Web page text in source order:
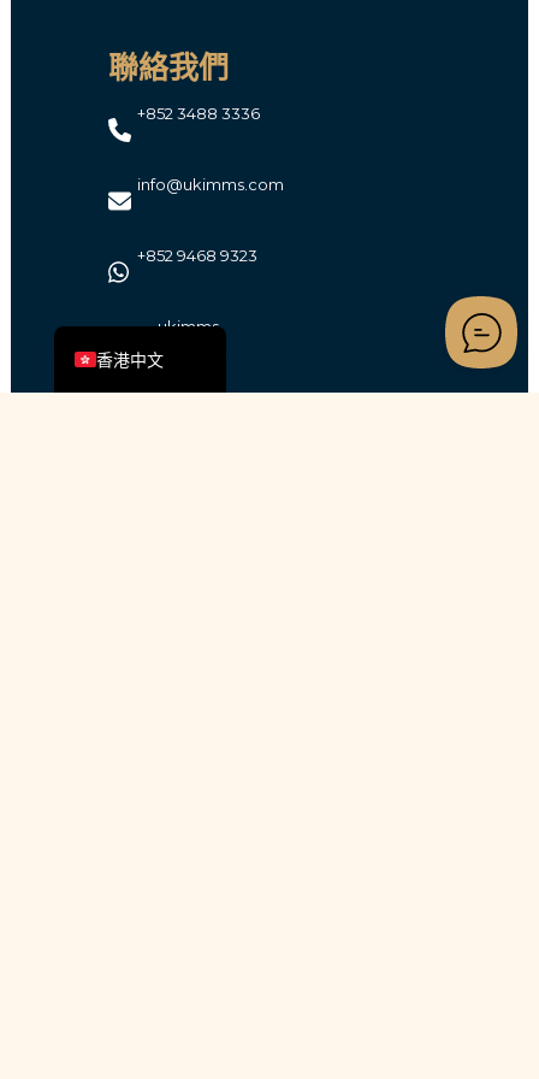
聯絡我們
+852 3488 3336
info@ukimms.com
+852 9468 9323
ukimms
香港中文
English (UK)
简体中文